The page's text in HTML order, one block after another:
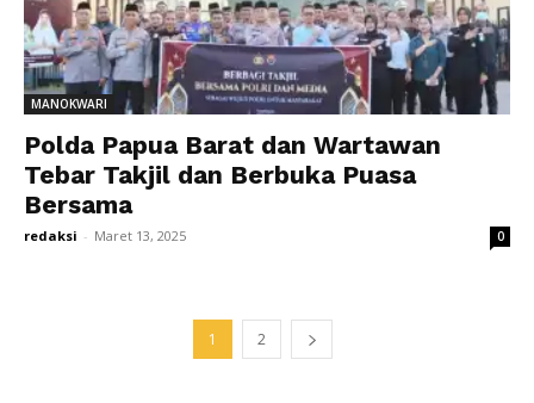
MANOKWARI
Polda Papua Barat dan Wartawan
Tebar Takjil dan Berbuka Puasa
Bersama
redaksi - Maret 13, 2025 0
1 2